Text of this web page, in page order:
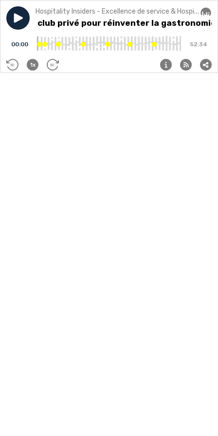
Play episode Créer un club privé pour réinventer la gastronomie
Hospitality Insiders - Excellence de service & Hospitalité
un club privé pour réinventer la
00:00 52:34
30 1x 30